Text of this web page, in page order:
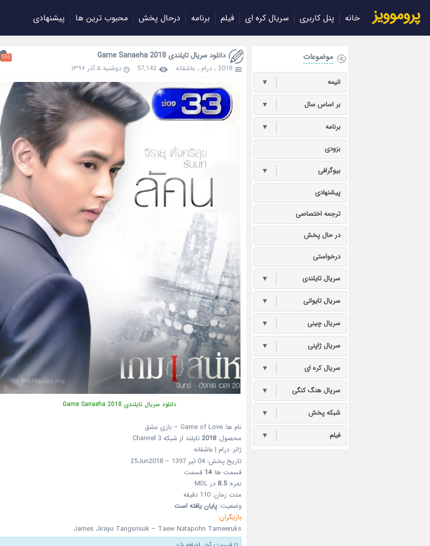
پروموویز خانه پنل کاربری سریال کره ای فیلم برنامه درحال پخش محبوب ترین ها پیشنهادی
دانلود سریال تایلندی Game Sanaeha 2018 553
2018 ، درام ، عاشقانه 57,143 دوشنبه ۵ آذر ۱۳۹۷
دانلود سریال تایلندی Game Sanaeha 2018
نام ها: Game of Love – بازی عشق
محصول:2018تایلند از شبکه Channel 3
ژانر: درام | عاشقانه
تاریخ پخش: 04 تیر 1397 – 25Jun2018
قسمت ها:14 قسمت
نمره:8.5 در MDL
مدت زمان: 110 دقیقه
وضعیت: پایان یافته است
بازیگران:
James Jirayu Tangsrisuk – Taew Natapohn Tameeruks
موضوعات
انیمه ▼
بر اساس سال ▼
برنامه ▼
بزودی
بیوگرافی ▼
پیشنهادی
ترجمه اختصاصی
در حال پخش
درخواستی
سریال تایلندی ▼
سریال تایوانی ▼
سریال چینی ▼
سریال ژاپنی ▼
سریال کره ای ▼
سریال هنگ کنگی ▼
شبکه پخش ▼
فیلم ▼